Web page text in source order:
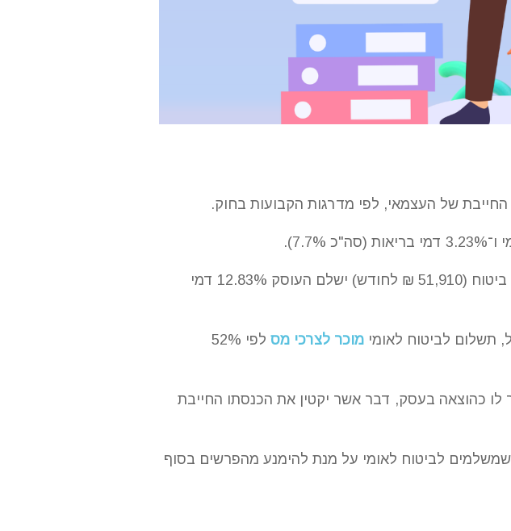
של העצמאי, לפי מדרגות הקבועות בחוק.
מעל הכנסה חודשית של 7,703 ₪ ועד לתקרת ההכנסה החייבת בדמי ביטוח (51,910 ₪ לחודש) ישלם העוסק 12.83% דמי
תשלום לביטוח לאומי מוכר לצרכי מס
לפי 52%
₪ דמי ביטוח לאומי, 520 ₪ מתוכם יוכר לו כהוצאה בעסק, דבר אשר יקטין את הכנסתו החייבת
לביטוח לאומי על מנת להימנע מהפרשים בסוף